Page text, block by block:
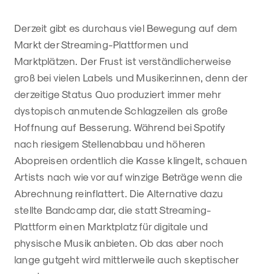
Derzeit gibt es durchaus viel Bewegung auf dem
Markt der Streaming-Plattformen und
Marktplätzen. Der Frust ist verständlicherweise
groß bei vielen Labels und Musiker:innen, denn der
derzeitige Status Quo produziert immer mehr
dystopisch anmutende Schlagzeilen als große
Hoffnung auf Besserung. Während bei Spotify
nach riesigem Stellenabbau und höheren
Abopreisen ordentlich die Kasse klingelt, schauen
Artists nach wie vor auf winzige Beträge wenn die
Abrechnung reinflattert. Die Alternative dazu
stellte Bandcamp dar, die statt Streaming-
Plattform einen Marktplatz für digitale und
physische Musik anbieten. Ob das aber noch
lange gutgeht wird mittlerweile auch skeptischer